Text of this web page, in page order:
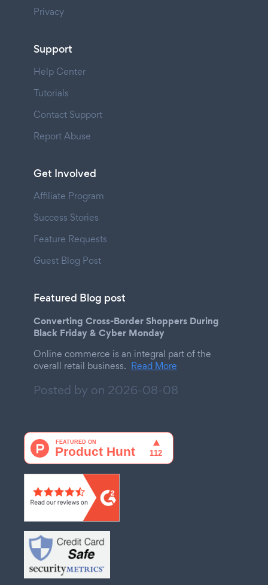
Privacy
Support
Help Center
Tutorials
Contact Support
Report Abuse
Get Involved
Affiliate Program
Success Stories
Feature Requests
Guest Blog Post
Featured Blog post
Converting Cross-Border Shoppers During
Black Friday & Cyber Monday
Online commerce is an integral part of the
overall retail business. Read More
Posted by on 2026-08-08